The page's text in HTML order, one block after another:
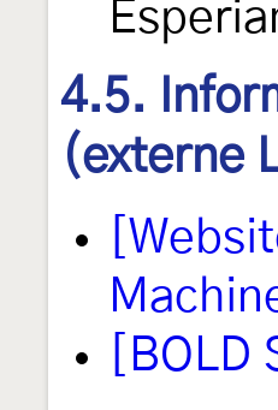
4.5.
(externe
[BOLD